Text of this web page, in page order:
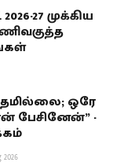
27 முக்கிய
ஒரே
பேசினேன்” -